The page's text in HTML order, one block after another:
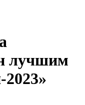
лучшим